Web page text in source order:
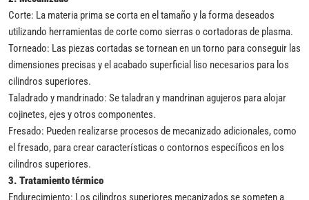
Corte: La materia prima se corta en el tamaño y la forma deseados
utilizando herramientas de corte como sierras o cortadoras de plasma.
Torneado: Las piezas cortadas se tornean en un torno para conseguir las
dimensiones precisas y el acabado superficial liso necesarios para los
cilindros superiores.
Taladrado y mandrinado: Se taladran y mandrinan agujeros para alojar
cojinetes, ejes y otros componentes.
Fresado: Pueden realizarse procesos de mecanizado adicionales, como
el fresado, para crear características o contornos específicos en los
cilindros superiores.
3. Tratamiento térmico
Endurecimiento: Los cilindros superiores mecanizados se someten a